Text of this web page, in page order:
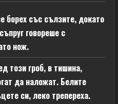
борех със сълзите, докато
говореше с
нож.
този гроб, в тишина,
да наложат. Белите
си, леко трепереха.